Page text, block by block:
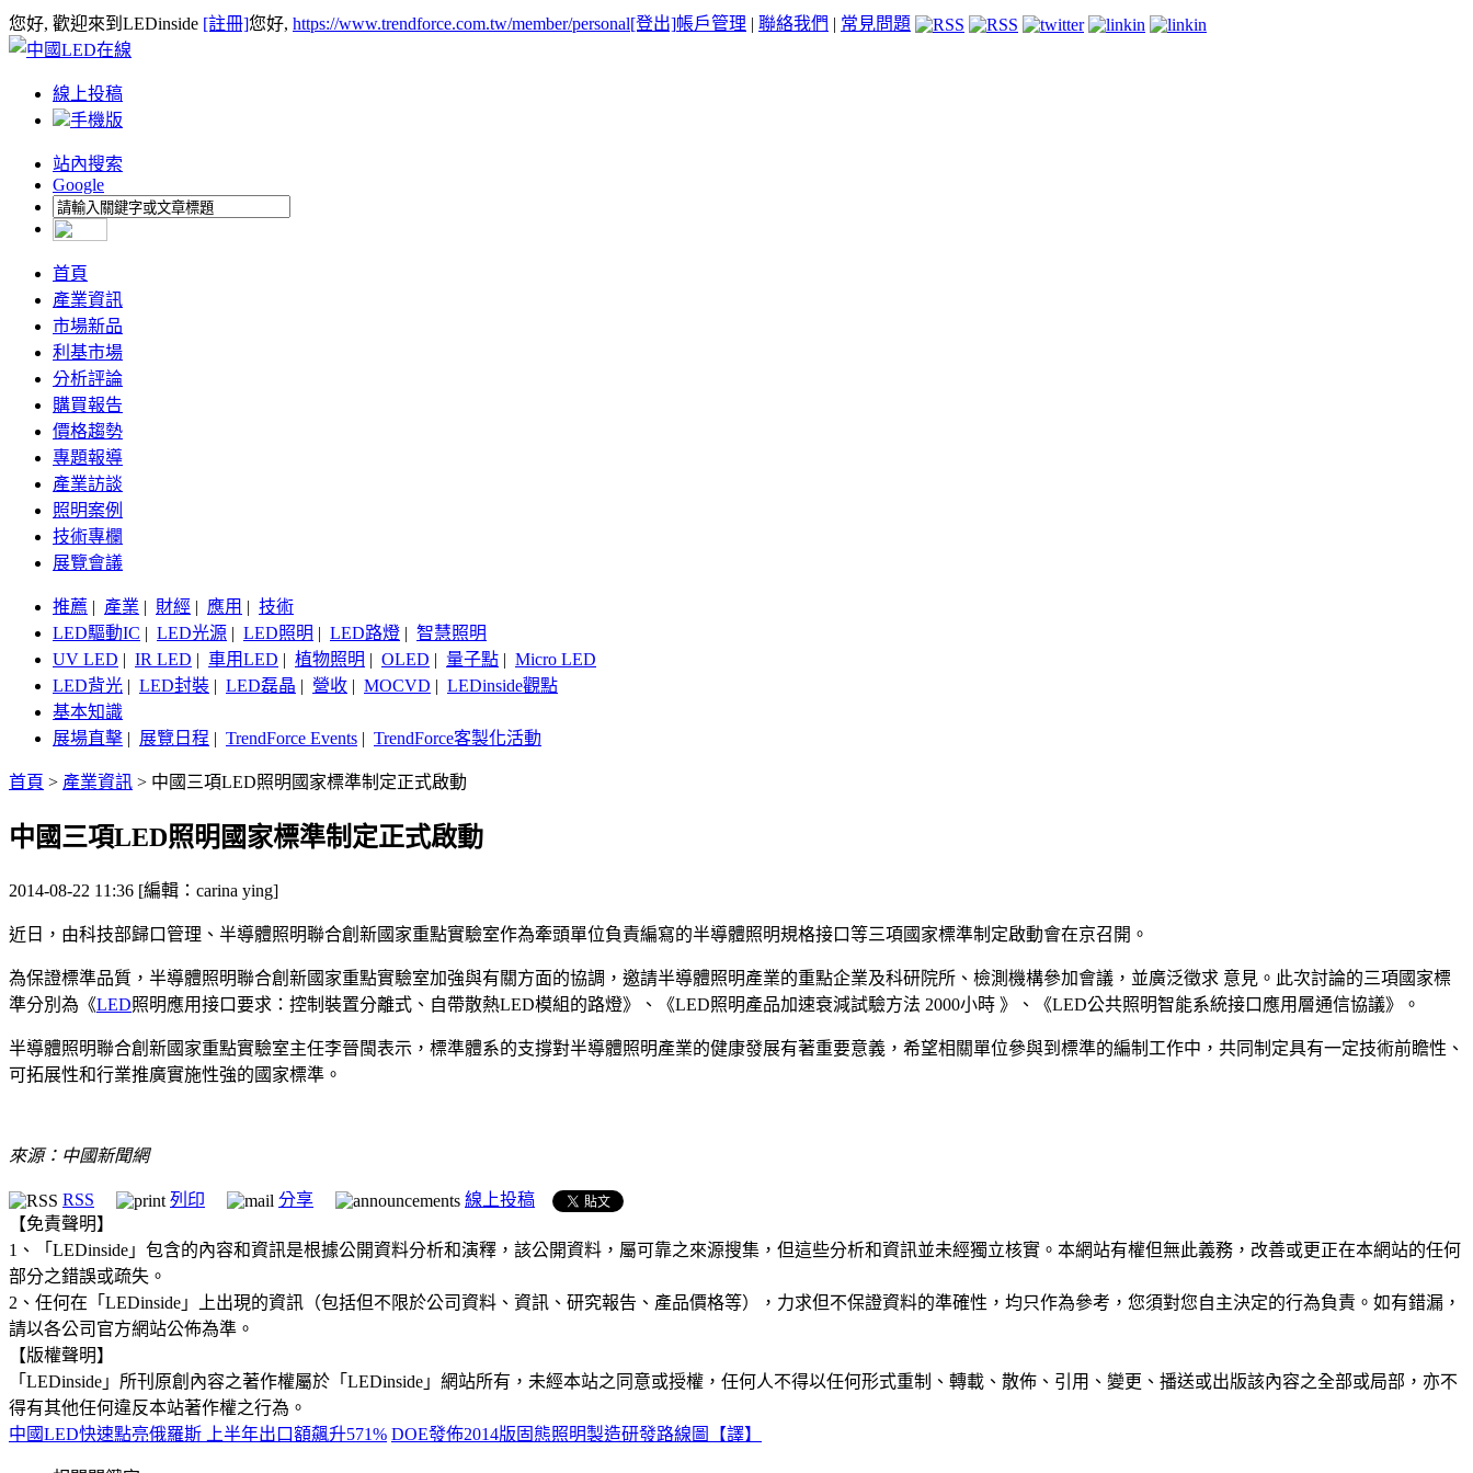
您好, 歡迎來到LEDinside [註冊]您好, https://www.trendforce.com.tw/member/personal[登出]帳戶管理 | 聯絡我們 | 常見問題
線上投稿
手機版
站內搜索
Google
首頁
產業資訊
市場新品
利基市場
分析評論
購買報告
價格趨勢
專題報導
產業訪談
照明案例
技術專欄
展覽會議
推薦 | 產業 | 財經 | 應用 | 技術
LED驅動IC | LED光源 | LED照明 | LED路燈 | 智慧照明
UV LED | IR LED | 車用LED | 植物照明 | OLED | 量子點 | Micro LED
LED背光 | LED封裝 | LED磊晶 | 營收 | MOCVD | LEDinside觀點
基本知識
展場直擊 | 展覽日程 | TrendForce Events | TrendForce客製化活動
首頁 > 產業資訊 > 中國三項LED照明國家標準制定正式啟動
中國三項LED照明國家標準制定正式啟動
2014-08-22 11:36 [編輯：carina ying]
近日，由科技部歸口管理、半導體照明聯合創新國家重點實驗室作為牽頭單位負責編寫的半導體照明規格接口等三項國家標準制定啟動會在京召開。
為保證標準品質，半導體照明聯合創新國家重點實驗室加強與有關方面的協調，邀請半導體照明產業的重點企業及科研院所、檢測機構參加會議，並廣泛徵求 意見。此次討論的三項國家標
準分別為《LED照明應用接口要求：控制裝置分離式、自帶散熱LED模組的路燈》、《LED照明產品加速衰減試驗方法 2000小時 》、《LED公共照明智能系統接口應用層通信協議》。
半導體照明聯合創新國家重點實驗室主任李晉閩表示，標準體系的支撐對半導體照明產業的健康發展有著重要意義，希望相關單位參與到標準的編制工作中，共同制定具有一定技術前瞻性、
可拓展性和行業推廣實施性強的國家標準。
來源：中國新聞網
RSS 列印 分享
線上投稿
【免責聲明】
1、「LEDinside」包含的內容和資訊是根據公開資料分析和演釋，該公開資料，屬可靠之來源搜集，但這些分析和資訊並未經獨立核實。本網站有權但無此義務，改善或更正在本網站的任何
部分之錯誤或疏失。
2、任何在「LEDinside」上出現的資訊（包括但不限於公司資料、資訊、研究報告、產品價格等），力求但不保證資料的準確性，均只作為參考，您須對您自主決定的行為負責。如有錯漏，
請以各公司官方網站公佈為準。
【版權聲明】
「LEDinside」所刊原創內容之著作權屬於「LEDinside」網站所有，未經本站之同意或授權，任何人不得以任何形式重制、轉載、散佈、引用、變更、播送或出版該內容之全部或局部，亦不
得有其他任何違反本站著作權之行為。
中國LED快速點亮俄羅斯 上半年出口額飆升571% DOE發佈2014版固態照明製造研發路線圖【譯】